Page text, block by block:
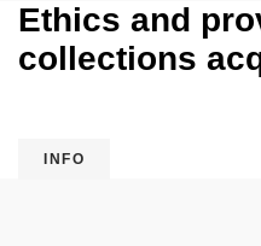
Ethics and
collections
INFO